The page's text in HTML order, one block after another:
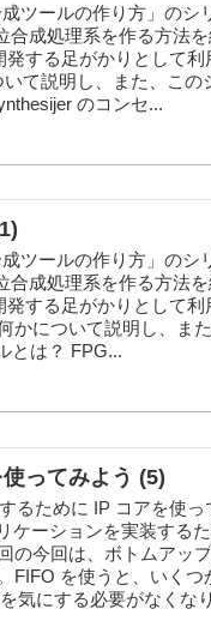
ツールの作り方」のシ
成処理系を作る方法
する足がかりとして利
て説明し、また、この
のコンセ...
ツールの作り方」のシ
成処理系を作る方法
する足がかりとして利
かについて説明し、ま
とは？ FPG...
ってみよう (5)
るために IP コアを使
ケーションを実装する
の今回は、ボトムアッ
FIFO を使うと、いく
気にする必要がなくな